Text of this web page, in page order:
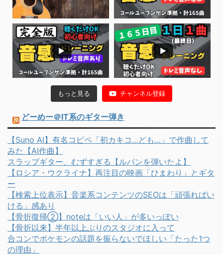
もっと見る チャンネル登録
どーめー＠IT系のギター弾き
【Suno AI】有名コピペ「初カキコ…ども…」で作曲して
みた【AI作曲】
スラップギター、むずすぎる【ルパンを弾いたよ】
【ロシア・ウクライナ】再注目の映画「ひまわり」とギタ
ー
【検索上位表示】音楽系コンテンツのSEOは「頑張ればい
ける」感あり
【骨折復帰②】noteは「いい人」が多いっぽい
【骨折以来】半年以上ぶりのスタジオに入って
合コンでポケモンの話題を振らないでほしい「たった1つ
の理由」